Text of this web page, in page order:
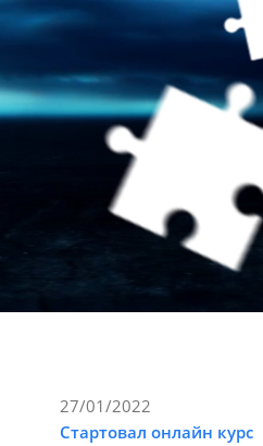
27/01/2022
Стартовал онлайн курс